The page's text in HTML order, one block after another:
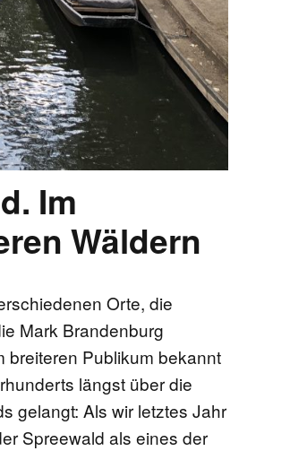
Im
Wäldern
Orte, die
Mark Brandenburg
breiteren Publikum bekannt
längst über die
gelangt: Als wir letztes Jahr
Spreewald als eines der